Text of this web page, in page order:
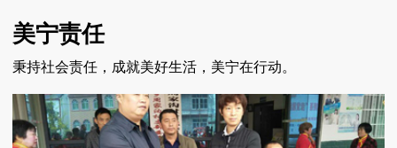
美宁责任
秉持社会责任，成就美好生活，美宁在行动。